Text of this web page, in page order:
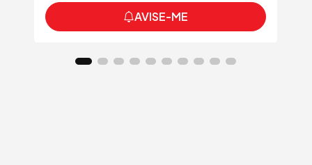
AVISE-ME